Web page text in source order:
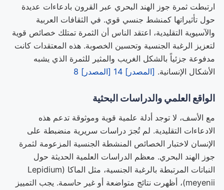
ارتبطت ثمرة جوز الهند البحري عبر القرون بادعاءات عديدة
حول تأثيراتها كمنشط جنسي قوي. في الثقافات العربية
والآسيوية التقليدية، اعتقد الناس أن الثمرة تمتلك خصائص قوية
لتعزيز الرغبة الجنسية وتحسين الخصوبة. هذه المعتقدات كانت
مدفوعة جزئياً بالشكل الغريب والمثير للثمرة الذي يشبه
الأشكال الإنسانية. [المصدر] 14 [المصدر] 8
الواقع العلمي والدراسات البحثية
مع الأسف، لا توجد أدلة علمية قوية وموثوقة تدعم هذه
الادعاءات التقليدية. لم تُجرَ دراسات سريرية منضبطة على
الإنسان لاختبار الخصائص المنشطة الجنسية المزعومة لثمرة
جوز الهند البحري. معظم الدراسات العلمية الحديثة حول
النباتات المرتبطة بالرغبة الجنسية، مثل الماكا (Lepidium
meyenii)، أظهرت نتائج متواضعة أو غير حاسمة. يجب التمييز